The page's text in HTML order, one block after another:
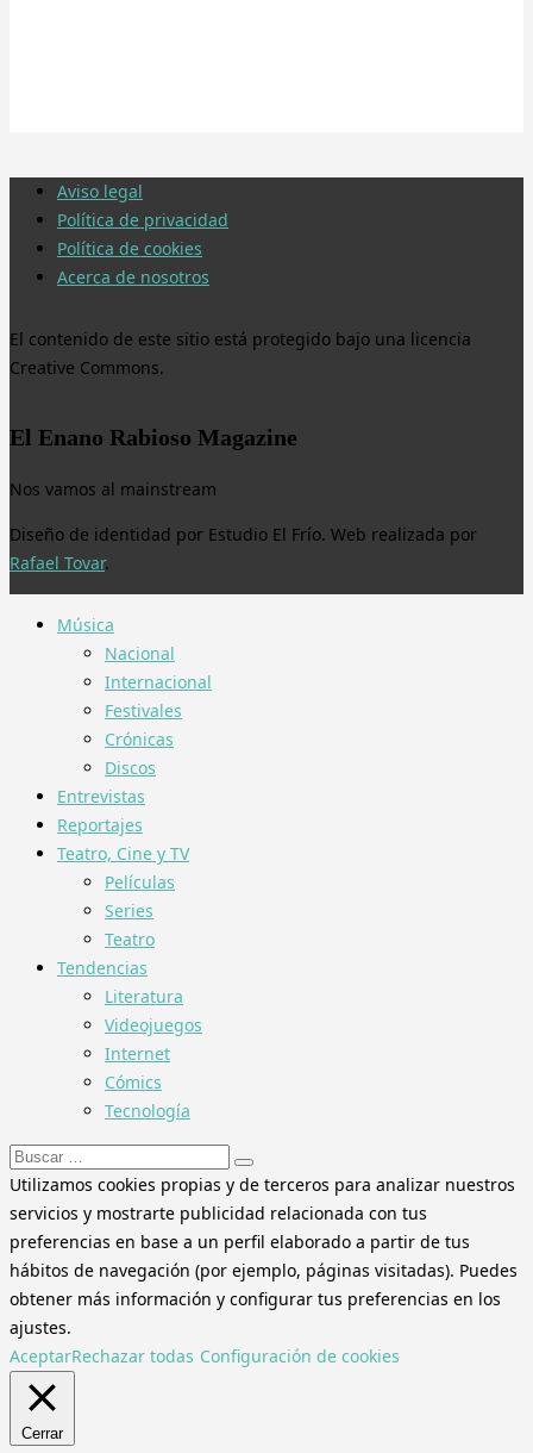
Aviso legal
Política de privacidad
Política de cookies
Acerca de nosotros
El contenido de este sitio está protegido bajo una licencia
Creative Commons.
El Enano Rabioso Magazine
Nos vamos al mainstream
Diseño de identidad por Estudio El Frío. Web realizada por
Rafael Tovar.
Música
Nacional
Internacional
Festivales
Crónicas
Discos
Entrevistas
Reportajes
Teatro, Cine y TV
Películas
Series
Teatro
Tendencias
Literatura
Videojuegos
Internet
Cómics
Tecnología
Buscar:
Utilizamos cookies propias y de terceros para analizar nuestros
servicios y mostrarte publicidad relacionada con tus
preferencias en base a un perfil elaborado a partir de tus
hábitos de navegación (por ejemplo, páginas visitadas). Puedes
obtener más información y configurar tus preferencias en los
ajustes.
AceptarRechazar todas Configuración de cookies
Cerrar